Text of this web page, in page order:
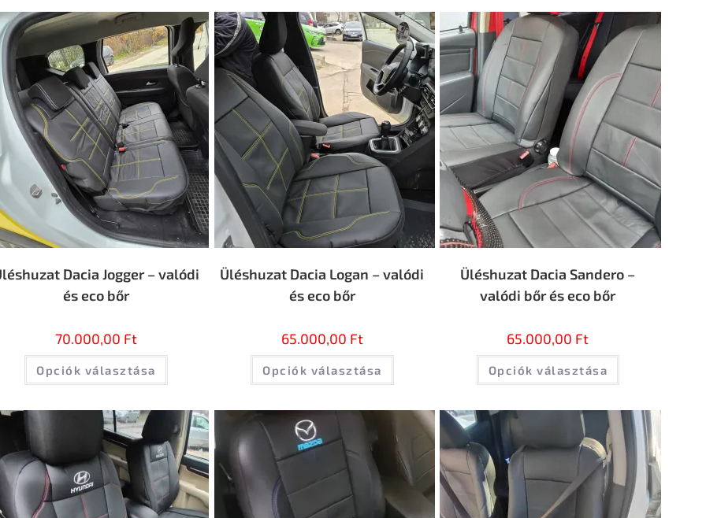
Dacia Jogger – valódi
és eco bőr
70.000,00 Ft
Opciók választása
Üléshuzat Dacia Logan – valódi
és eco bőr
65.000,00 Ft
Opciók választása
Üléshuzat Dacia Sandero –
valódi bőr és eco bőr
65.000,00 Ft
Opciók választása